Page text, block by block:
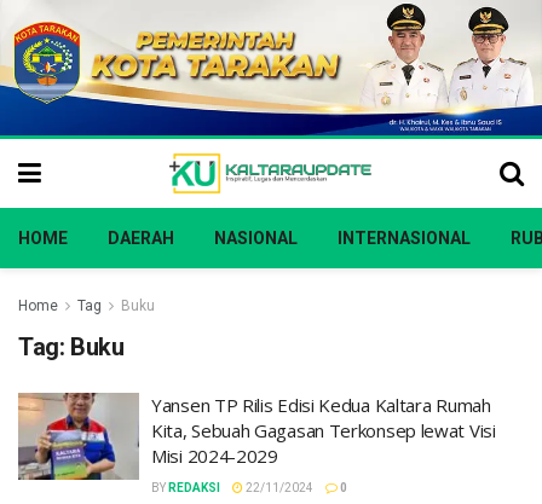
HOME DAERAH NASIONAL INTERNASIONAL
Home Tag Buku
Tag: Buku
Yansen TP Rilis Edisi Kedua Kaltara Rumah
Kita, Sebuah Gagasan Terkonsep lewat Visi
Misi 2024-2029
BY REDAKSI 22/11/2024 0